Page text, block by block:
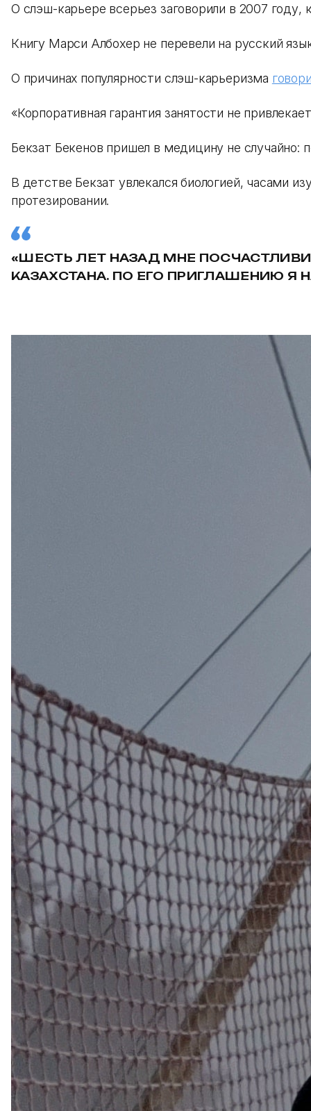
О слэш-карьере всерьез заговорили в 2007
Книгу Марси Албохер не перевели на русский
О причинах популярности слэш-карьеризма
«Корпоративная гарантия занятости не
Бекзат Бекенов пришел в медицину не случайно:
В детстве Бекзат увлекался биологией, часами
протезировании.
«ШЕСТЬ ЛЕТ НАЗАД МНЕ
КАЗАХСТАНА. ПО ЕГО ПРИГЛАШЕНИЮ Я